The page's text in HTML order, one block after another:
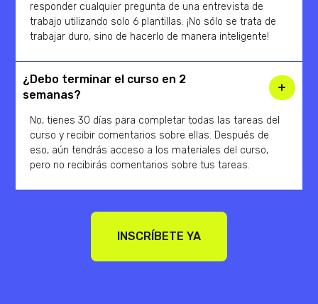
responder cualquier pregunta de una entrevista de
trabajo utilizando solo 6 plantillas. ¡No sólo se trata de
trabajar duro, sino de hacerlo de manera inteligente!
¿Debo terminar el curso en 2
semanas?
No, tienes 30 días para completar todas las tareas del
curso y recibir comentarios sobre ellas. Después de
eso, aún tendrás acceso a los materiales del curso,
pero no recibirás comentarios sobre tus tareas.
INSCRÍBETE YA